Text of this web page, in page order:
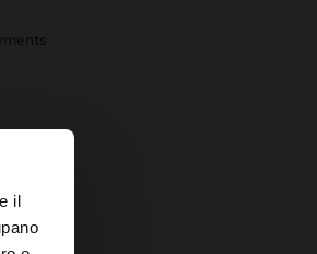
il